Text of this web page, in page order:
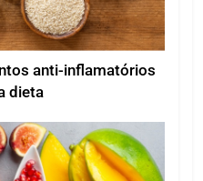
anti-inflamatórios
dieta